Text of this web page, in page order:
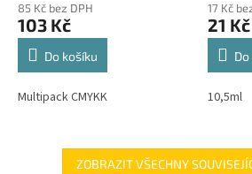
85 Kč bez DPH
103 Kč
Do košíku
Multipack CMYKK
17 Kč
21 Kč
10,5ml
ZOBRAZIT VŠECHNY